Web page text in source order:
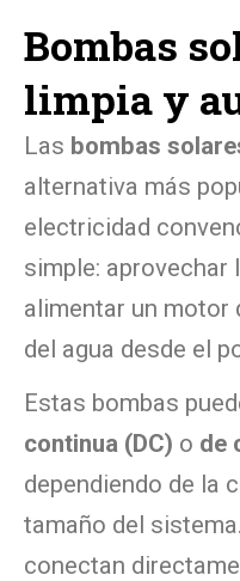
Bombas
limpia y
Las bombas
alternativa más
electricidad
simple: aprovechar
alimentar un motor
del agua desde el
Estas bombas
continua (DC) o de
dependiendo de la
tamaño del
conectan